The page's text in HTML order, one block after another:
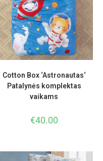
Cotton Box ‘Astronautas‘
Patalynės komplektas
vaikams
€40.00